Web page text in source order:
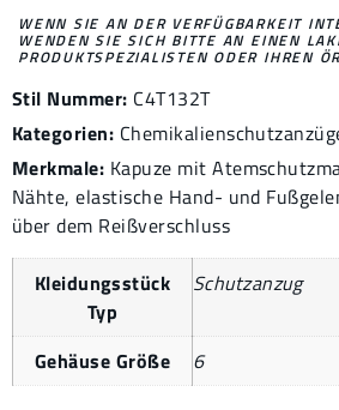
WENN SIE AN DER VERFÜGBARKEIT
WENDEN SIE SICH BITTE AN EINEN
PRODUKTSPEZIALISTEN ODER IHREN
Stil Nummer: C4T132T
Kategorien:
Merkmale: Kapuze mit
Nähte, elastische Hand- und
über dem Reißverschluss
Kleidungsstück
Typ
Schutzanzug
Gehäuse Größe 6